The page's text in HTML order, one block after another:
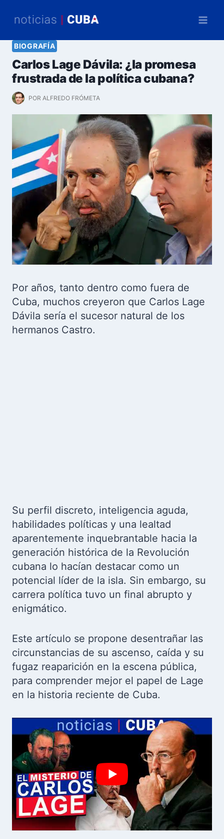
BIOGRAFÍA
Carlos Lage Dávila: ¿la promesa
frustrada de la política cubana?
POR ALFREDO FRÓMETA
Por años, tanto dentro como fuera de
Cuba, muchos creyeron que Carlos Lage
Dávila sería el sucesor natural de los
hermanos Castro.
Su perfil discreto, inteligencia aguda,
habilidades políticas y una lealtad
aparentemente inquebrantable hacia la
generación histórica de la Revolución
cubana lo hacían destacar como un
potencial líder de la isla. Sin embargo, su
carrera política tuvo un final abrupto y
enigmático.
Este artículo se propone desentrañar las
circunstancias de su ascenso, caída y su
fugaz reaparición en la escena pública,
para comprender mejor el papel de Lage
en la historia reciente de Cuba.